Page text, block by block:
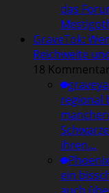
das
GraveTok:
Reichweite
18
regional
ihren…
Phoenix
ein